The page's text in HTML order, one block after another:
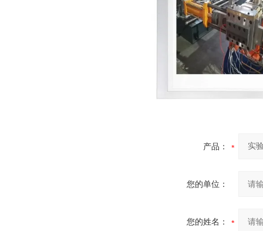
产品：
您的单位：
您的姓名：